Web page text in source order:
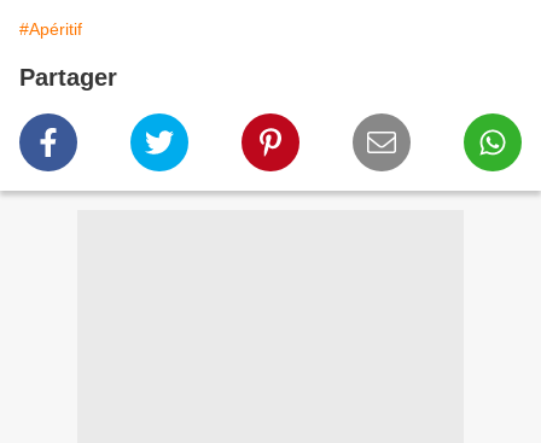
#Apéritif
Partager